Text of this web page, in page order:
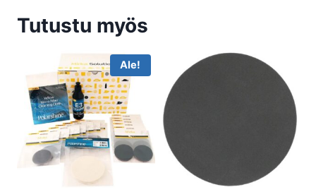
Tutustu myös
Ale!